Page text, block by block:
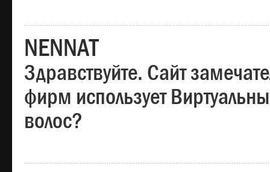
NENNAT
Здравствуйте. Сайт
фирм использует
волос?